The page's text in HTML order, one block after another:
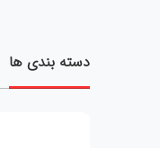
دسته بندی ها